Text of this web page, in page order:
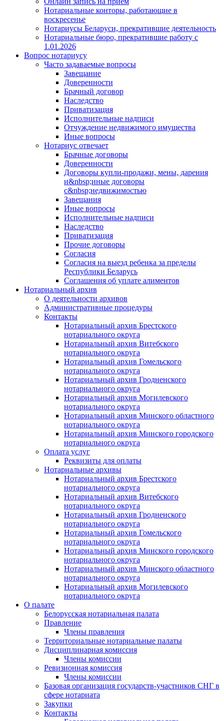
Нотариальные конторы, работающие в
воскресенье
Нотариусы Беларуси, прекратившие деятельность
Нотариальные бюро, прекратившие работу с
1.01.2026
Вопрос нотариусу
Часто задаваемые вопросы
Завещание
Доверенности
Брачный договор
Наследство
Приватизация
Исполнительные надписи
Отчуждение недвижимого имущества
Иные вопросы
Нотариус отвечает
Брачные договоры
Доверенности
Договоры купли-продажи, мены, дарения
и&nbsp;иные договоры
с&nbsp;недвижимостью
Завещания
Иные вопросы
Исполнительные надписи
Наследство
Приватизация
Прочие договоры
Согласия
Согласия на выезд ребенка за пределы
Республики Беларусь
Соглашения об уплате алиментов
Нотариальный архив
О деятельности архивов
Административные процедуры
Контакты
Нотариальный архив Брестского
нотариального округа
Нотариальный архив Витебского
нотариального округа
Нотариальный архив Гомельского
нотариального округа
Нотариальный архив Гродненского
нотариального округа
Нотариальный архив Могилевского
нотариального округа
Нотариальный архив Минского областного
нотариального округа
Нотариальный архив Минского городского
нотариального округа
Оплата услуг
Реквизиты для оплаты
Нотариальные архивы
Нотариальный архив Брестского
нотариального округа
Нотариальный архив Витебского
нотариального округа
Нотариальный архив Гродненского
нотариального округа
Нотариальный архив Гомельского
нотариального округа
Нотариальный архив Минского городского
нотариального округа
Нотариальный архив Минского областного
нотариального округа
Нотариальный архив Могилевского
нотариального округа
О палате
Белорусская нотариальная палата
Правление
Члены правления
Территориальные нотариальные палаты
Дисциплинарная комиссия
Члены комиссии
Ревизионная комиссия
Члены комиссии
Базовая организация государств-участников СНГ в
сфере нотариата
Закупки
Контакты